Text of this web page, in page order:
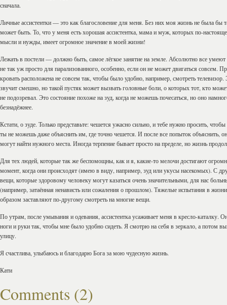
сначала.
Личные ассистентки — это как благословение для меня. Без них моя жизнь не была бы
может быть. То, что у меня есть хорошая ассистентка, мама и муж, которых по-
мысли и нужды, имеет огромное значение в моей жизни!
Лежать в постели — должно быть, самое лёгкое занятие на земле. Абсолютно все умеют
не так уж просто для парализованного, особенно, если он не может двигаться совсем.
кровать расположена не совсем так, чтобы было удобно, например, смотреть
звучит смешно, но такой пустяк может вызвать головные боли, о которых тот, кто
не подозревал. Это состояние похоже на зуд, когда не можешь почесаться, но оно
безнадёжнее.
Кстати, о зуде. Только представьте: чешется ужасно сильно, и тебе нужно просить,
ты не можешь даже объяснить им, где точно чешется. И после все попыток объяснить,
могут найти нужного места. Иногда терпение бывает просто на пределе, но жизнь
Для тех людей, которые так же беспомощны, как и я, какие-то мелочи достигают
момент, когда они происходят (имею в виду, например, зуд или укусы насекомых). С
вещи, которые здоровому человеку могут казаться очень значительными, для нас
(например, затаённая ненависть или сожаления о прошлом). Тяжелые испытания в
образом заставляют по-другому смотреть на многие вещи.
По утрам, после умывания и одевания, ассистентка усаживает меня в кресло-каталку.
ноги и руки так, чтобы мне было удобно сидеть. Я смотрю на себя в зеркало, а потом
улицу.
Я счастлива, улыбаюсь и благодарю Бога за мою чудесную жизнь.
Кати
Comments (2)